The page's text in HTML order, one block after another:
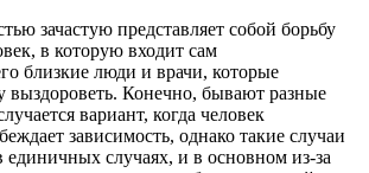
зачастую представляет собой борьбу
в которую входит сам
близкие люди и врачи, которые
выздороветь. Конечно, бывают разные
вариант, когда человек
зависимость, однако такие случаи
единичных случаях, и в основном из-за